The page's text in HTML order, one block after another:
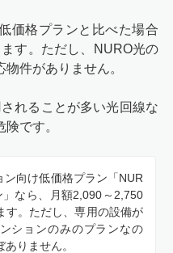
価格プランと比べた場合
す。ただし、NURO光の
件がありません。
れることが多い光回線な
です。
ン向け低価格プラン「NUR
なら、月額2,090～2,750
す。ただし、専用の設備が
ションのみのプランなの
りません。